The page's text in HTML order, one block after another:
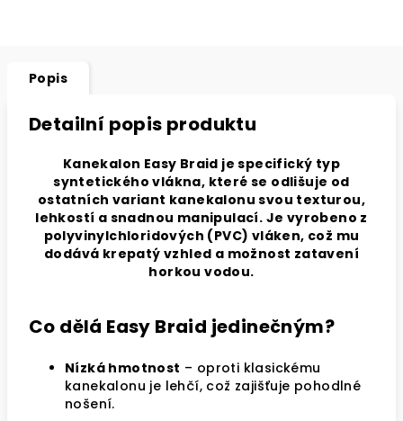
Popis
Detailní popis produktu
Kanekalon Easy Braid je specifický typ
syntetického vlákna, které se odlišuje od
ostatních variant kanekalonu svou texturou,
lehkostí a snadnou manipulací. Je vyrobeno z
polyvinylchloridových (PVC) vláken, což mu
dodává krepatý vzhled a možnost zatavení
horkou vodou.
Co dělá Easy Braid jedinečným?
Nízká hmotnost – oproti klasickému
kanekalonu je lehčí, což zajišťuje pohodlné
nošení.